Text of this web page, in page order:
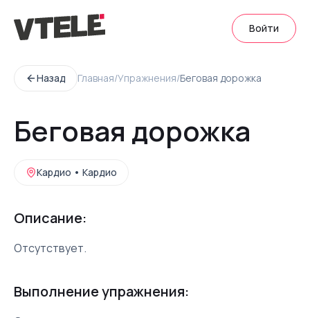
Войти
Назад Главная/Упражнения/Беговая дорожка
Беговая дорожка
Кардио • Кардио
Описание:
Отсутствует.
Выполнение упражнения: